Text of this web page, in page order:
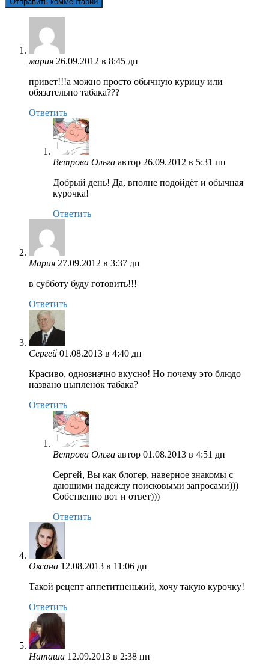
мария 26.09.2012 в 8:45 дп
привет!!!а можно просто обычную курицу или
обязательно табака???
Ответить
Ветрова Ольга автор 26.09.2012 в 5:31 пп
Добрый день! Да, вполне подойдёт и обычная
курочка!
Ответить
Мария 27.09.2012 в 3:37 дп
в субботу буду готовить!!!
Ответить
Сергей 01.08.2013 в 4:40 дп
Красиво, однозначно вкусно! Но почему это блюдо
названо цыпленок табака?
Ответить
Ветрова Ольга автор 01.08.2013 в 4:51 дп
Сергей, Вы как блогер, наверное знакомы с
дающими надежду поисковыми запросами)))
Собственно вот и ответ)))
Ответить
Оксана 12.08.2013 в 11:06 дп
Такой рецепт аппетитненький, хочу такую курочку!
Ответить
Наташа 12.09.2013 в 2:38 пп